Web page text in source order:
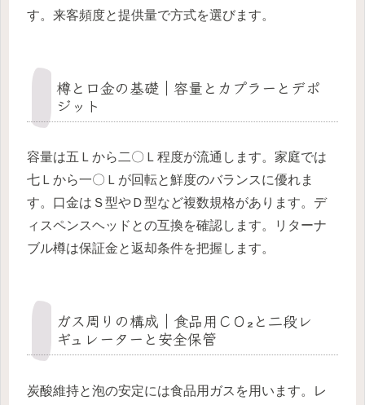
す。来客頻度と提供量で方式を選びます。
樽と口金の基礎｜容量とカプラーとデポ
ジット
容量は五Ｌから二〇Ｌ程度が流通します。家庭では
七Ｌから一〇Ｌが回転と鮮度のバランスに優れま
す。口金はＳ型やＤ型など複数規格があります。デ
ィスペンスヘッドとの互換を確認します。リターナ
ブル樽は保証金と返却条件を把握します。
ガス周りの構成｜食品用ＣＯ₂と二段レ
ギュレーターと安全保管
炭酸維持と泡の安定には食品用ガスを用います。レ